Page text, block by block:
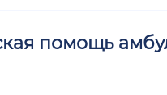
помощь